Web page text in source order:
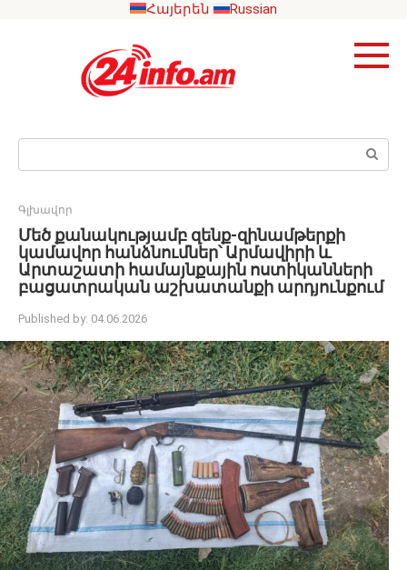
Հայերեն Russian
Search:
Գլխավոր
Մեծ քանակությամբ զենք-զինամթերքի
կամավոր հանձնումներ՝ Արմավիրի և
Արտաշատի համայնքային ոստիկանների
բացատրական աշխատանքի արդյունքում
Published by: 04.06.2026